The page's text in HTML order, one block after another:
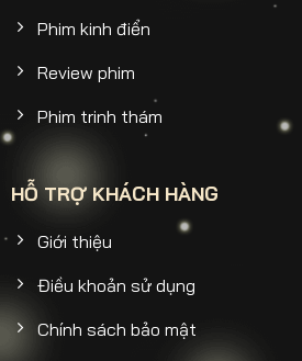
Phim kinh điển
Review phim
Phim trinh thám
HỖ TRỢ KHÁCH HÀNG
Giới thiệu
Điều khoản sử dụng
Chính sách bảo mật